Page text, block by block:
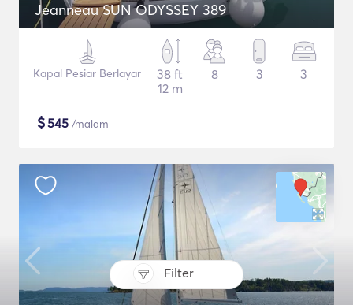
Filter
Jeanneau SUN ODYSSEY 389
Kapal Pesiar Berlayar
38 ft
12 m
8 3 3
$545 /malam